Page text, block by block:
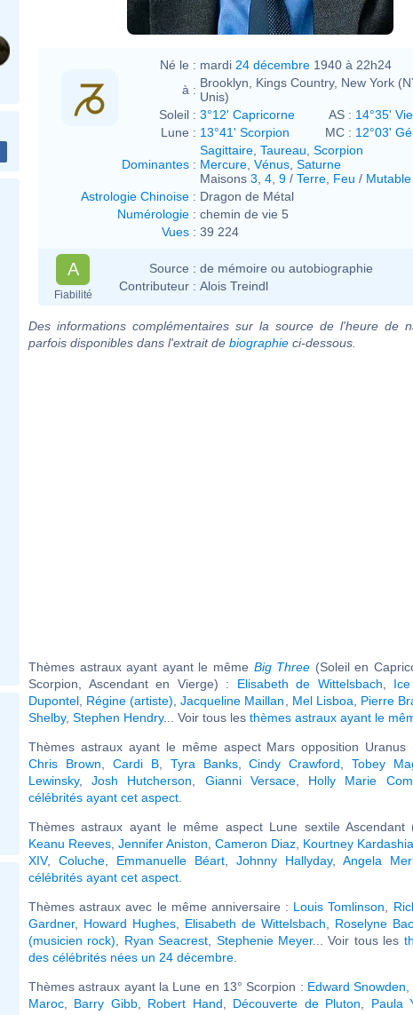
Né le : mardi 24 décembre 1940 à 22h24
à : Brooklyn, Kings Country, New York
Unis)
Soleil : 3°12' Capricorne AS : 14°35'
Lune : 13°41' Scorpion MC : 12°03'
Dominantes :
Sagittaire Taureau Scorpion
Mercure Vénus Saturne
Maisons 3 4 9 / Terre Feu / Mutable
Astrologie Chinoise : Dragon de Métal
Numérologie : chemin de vie 5
Vues : 39 224
A
Fiabilité
Source : de mémoire ou autobiographie
Contributeur : Alois Treindl
Des informations complémentaires sur la source de l'heure de
parfois disponibles dans l'extrait de biographie ci-dessous.
Thèmes astraux ayant ayant le même Big Three (Soleil en
Scorpion, Ascendant en Vierge) : Elisabeth de Wittelsbach
Dupontel Régine (artiste) ,Jacqueline Maillan Mel Lisboa Pierre
Shelby, Stephen Hendry... Voir tous les thèmes astraux ayant le
Thèmes astraux ayant le même aspect Mars opposition Uranus
Chris Brown
Cardi B, Tyra Banks,Cindy Crawford ,Tobey
Lewinsky,Josh Hutcherson Gianni Versace, Holly Marie
célébrités ayant cet aspect
Thèmes astraux ayant le même aspect Lune sextile Ascendant
Keanu Reeves Jennifer Aniston Cameron Diaz Kourtney
XIV, Coluche Emmanuelle Béart Johnny Hallyday, Angela
célébrités ayant cet aspect
Thèmes astraux avec le même anniversaire : Louis Tomlinson
Gardner, Howard Hughes Elisabeth de Wittelsbach Roselyne
(musicien rock)
Ryan Seacrest Stephenie Meyer... Voir tous les
des célébrités nées un 24 décembre
Thèmes astraux ayant la Lune en 13° Scorpion : Edward Snowden
Maroc
Barry Gibb, Robert Hand Découverte de Pluton Paula